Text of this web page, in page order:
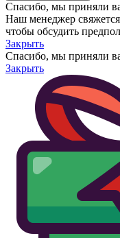
Спасибо, мы приняли
Наш менеджер
чтобы обсудить
Закрыть
Спасибо, мы приняли
Закрыть